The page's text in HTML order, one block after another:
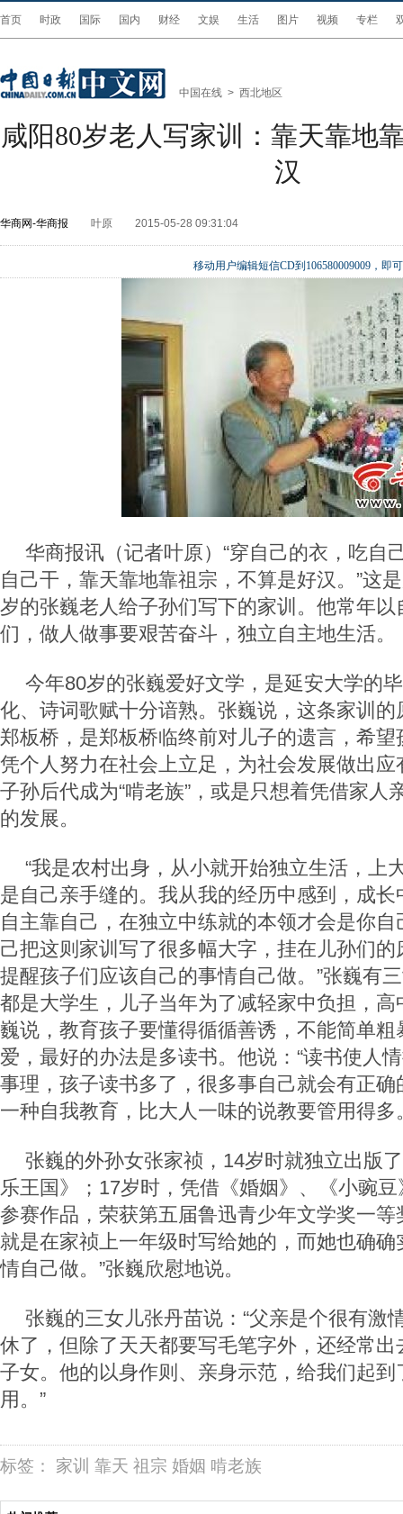
首页 时政 国际 国内 财经 文娱 生活 图片 视频 专栏
中国在线 > 西北地区
咸阳80岁老人写家训：靠天靠地
汉
华商网-华商报 叶原 2015-05-28 09:31:04
移动用户编辑短信CD到106580009009，即
华商报讯（记者叶原）“穿自己的衣，吃自
自己干，靠天靠地靠祖宗，不算是好汉。”这
岁的张巍老人给子孙们写下的家训。他常年
们，做人做事要艰苦奋斗，独立自主地生活。
今年80岁的张巍爱好文学，是延安大学的
化、诗词歌赋十分谙熟。张巍说，这条家训
郑板桥，是郑板桥临终前对儿子的遗言，希
凭个人努力在社会上立足，为社会发展做出
子孙后代成为“啃老族”，或是只想着凭借家人
的发展。
“我是农村出身，从小就开始独立生活，上
是自己亲手缝的。我从我的经历中感到，成
自主靠自己，在独立中练就的本领才会是你自
己把这则家训写了很多幅大字，挂在儿孙们的
提醒孩子们应该自己的事情自己做。”张巍有
都是大学生，儿子当年为了减轻家中负担，
巍说，教育孩子要懂得循循善诱，不能简单
爱，最好的办法是多读书。他说：“读书使人
事理，孩子读书多了，很多事自己就会有正
一种自我教育，比大人一味的说教要管用得多
张巍的外孙女张家祯，14岁时就独立出版
乐王国》；17岁时，凭借《婚姻》、《小豌
参赛作品，荣获第五届鲁迅青少年文学奖一等
就是在家祯上一年级时写给她的，而她也确
情自己做。”张巍欣慰地说。
张巍的三女儿张丹苗说：“父亲是个很有激
休了，但除了天天都要写毛笔字外，还经常
子女。他的以身作则、亲身示范，给我们起到
用。”
标签： 家训 靠天 祖宗 婚姻 啃老族